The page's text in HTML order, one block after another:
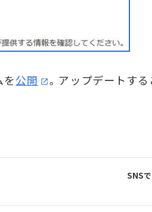
公開
。アップデートす
SNS